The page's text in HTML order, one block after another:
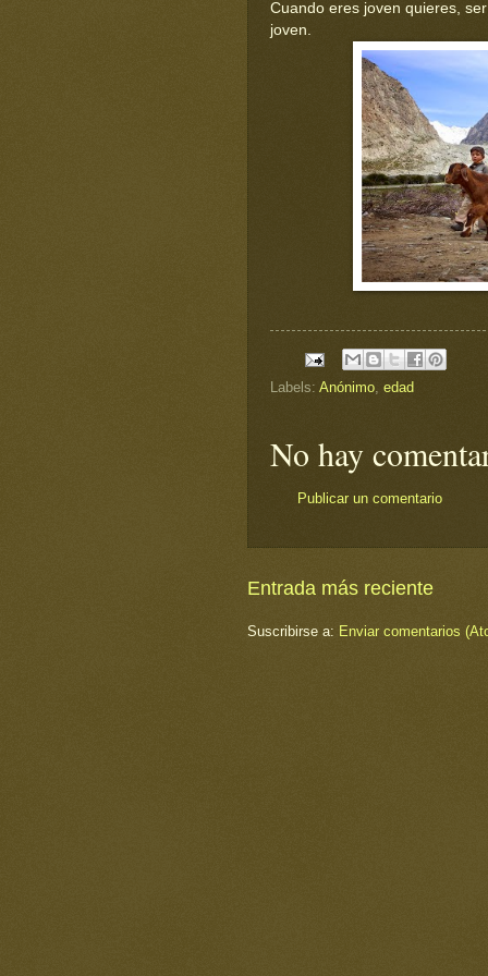
Cuando eres joven quieres,
joven.
Labels: Anónimo, edad
No hay
Publicar un comentario
Entrada más reciente
Suscribirse a: Enviar comentarios